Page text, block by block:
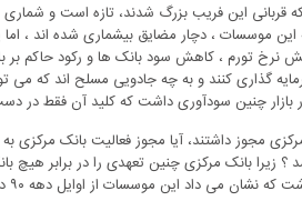
قربانی این فریب بزرگ شدند، تازه است و شماری
موسسات ، دچار مضایق بیشماری شده اند ،
نرخ تورم ، کاهش سود بانک ها و رکود حاکم بر
بازار چنین سودآوری داشت که کلید آن فقط در
مجوز داشتند، آیا مجوز فعالیت بانک
زیرا بانک مرکزی چنین تعهدی را در برابر هیچ
این موسسات از اوایل دهه ۹۰ دچار مشکلات جدی هستند.